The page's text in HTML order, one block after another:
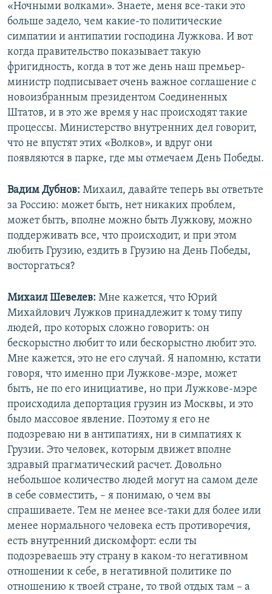
«Ночными волками». Знаете, меня все-таки это
больше задело, чем какие-то политические
симпатии и антипатии господина Лужкова. И вот
когда правительство показывает такую
фригидность, когда в тот же день наш премьер-
министр подписывает очень важное соглашение с
новоизбранным президентом Соединенных
Штатов, и в это же время у нас происходят такие
процессы. Министерство внутренних дел говорит,
что не впустят этих «Волков», и вдруг они
появляются в парке, где мы отмечаем День Победы.
Вадим Дубнов: Михаил, давайте теперь вы ответьте
за Россию: может быть, нет никаких проблем,
может быть, вполне можно быть Лужкову, можно
поддерживать все, что происходит, и при этом
любить Грузию, ездить в Грузию на День Победы,
восторгаться?
Михаил Шевелев: Мне кажется, что Юрий
Михайлович Лужков принадлежит к тому типу
людей, про которых сложно говорить: он
бескорыстно любит то или бескорыстно любит это.
Мне кажется, это не его случай. Я напомню, кстати
говоря, что именно при Лужкове-мэре, может
быть, не по его инициативе, но при Лужкове-мэре
происходила депортация грузин из Москвы, и это
было массовое явление. Поэтому я его не
подозреваю ни в антипатиях, ни в симпатиях к
Грузии. Это человек, которым движет вполне
здравый прагматический расчет. Довольно
небольшое количество людей могут на самом деле
в себе совместить, – я понимаю, о чем вы
спрашиваете. Тем не менее все-таки для более или
менее нормального человека есть противоречия,
есть внутренний дискомфорт: если ты
подозреваешь эту страну в каком-то негативном
отношении к себе, в негативной политике по
отношению к твоей стране, то твой отдых там – а